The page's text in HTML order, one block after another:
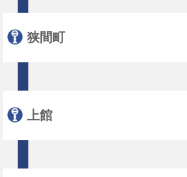
狭間町
上館